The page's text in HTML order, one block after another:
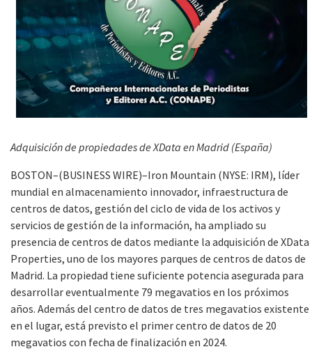
Adquisición de propiedades de XData en Madrid (España)
BOSTON–(BUSINESS WIRE)–Iron Mountain (NYSE: IRM), líder
mundial en almacenamiento innovador, infraestructura de
centros de datos, gestión del ciclo de vida de los activos y
servicios de gestión de la información, ha ampliado su
presencia de centros de datos mediante la adquisición de XData
Properties, uno de los mayores parques de centros de datos de
Madrid. La propiedad tiene suficiente potencia asegurada para
desarrollar eventualmente 79 megavatios en los próximos
años. Además del centro de datos de tres megavatios existente
en el lugar, está previsto el primer centro de datos de 20
megavatios con fecha de finalización en 2024.